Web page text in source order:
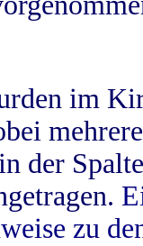
im
der
zu